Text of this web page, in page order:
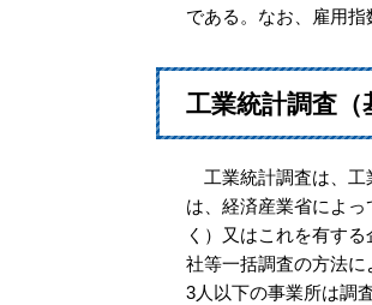
である。なお、雇用
工業統計調査（
工業統計調査は、工
は、経済産業省によ
く）又はこれを有す
社等一括調査の方法
3人以下の事業所は調